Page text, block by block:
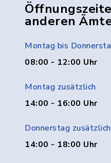
anderen
Montag bis
08:00 - 12:00 Uhr
Montag zusätzlich
14:00 - 16:00 Uhr
Donnerstag zusätzlich
14:00 - 18:00 Uhr